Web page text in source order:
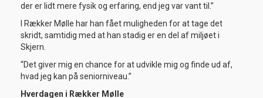
der er lidt mere fysik og erfaring, end jeg var vant til.”
I Rækker Mølle har han fået muligheden for at tage det
skridt, samtidig med at han stadig er en del af miljøet i
Skjern.
“Det giver mig en chance for at udvikle mig og finde ud af,
hvad jeg kan på seniorniveau.”
Hverdagen i Rækker Mølle